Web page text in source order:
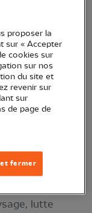
les haies sont
lutte
proposer la
sur « Accepter
cookies sur
sur nos
du site et
revenir sur
sur
de page de
fermer